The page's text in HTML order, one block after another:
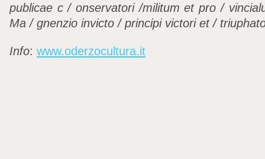
publicae c / onservatori /militum et pro /
Ma / gnenzio invicto / principi victori et /
Info: www.oderzocultura.it